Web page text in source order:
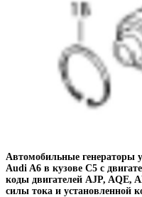
Автомобильные генераторы
Audi A6 в кузове C5 с
коды двигателей AJP, AQE,
силы тока и установленной